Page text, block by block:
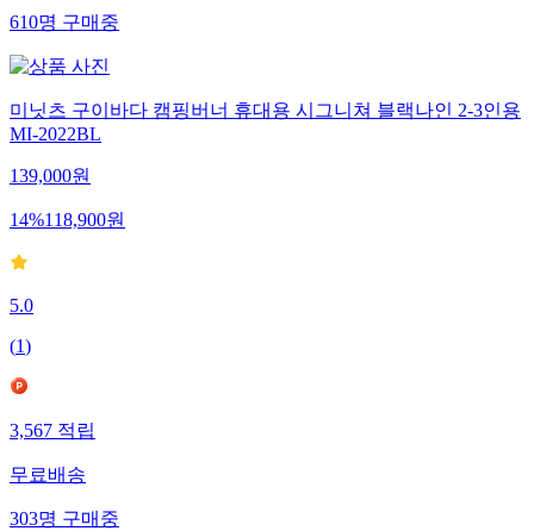
610명 구매중
미닛츠 구이바다 캠핑버너 휴대용 시그니쳐 블랙나인 2-3인용
MI-2022BL
139,000원
14%118,900원
5.0
(1)
3,567 적립
무료배송
303명 구매중